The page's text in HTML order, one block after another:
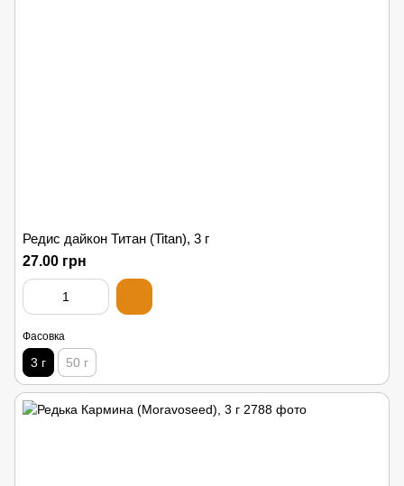
Редис дайкон Титан (Titan), 3 г
27.00 грн
Фасовка
3 г 50 г